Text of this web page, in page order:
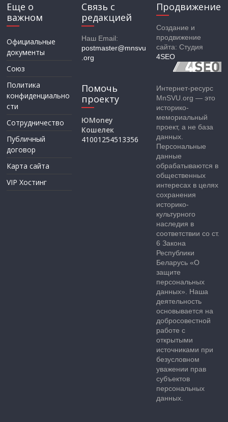
Еще о
важном
Официальные
документы
Союз
Политика
конфиденциально
сти
Сотрудничество
Публичный
договор
Карта сайта
VIP Хостинг
Связь с
редакцией
Наш Email:
postmaster@mnsvu
.org
Помочь
проекту
ЮMoney
Кошелек
41001254513356
Продвижение
Создание и
продвижение
сайта: Студия
4SEO
Интернет-ресурс
MnSVU.org — это
историко-
мемориальный
проект, а не база
данных.
Персональные
данные
обрабатываются в
общественных
интересах в целях
сохранения
историко-
культурного
наследия в
соответствии со ст.
6 Закона
Республики
Беларусь «О
защите
персональных
данных». Наша
деятельность
основывается на
добросовестной
работе с
открытыми
источниками при
безусловном
уважении прав
субъектов
персональных
данных.